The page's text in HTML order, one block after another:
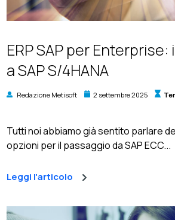
ERP SAP per
a SAP S/4HANA
Redazione Metisoft 2 settembre 2025
Tutti noi abbiamo già sentito parlare
opzioni per il passaggio da SAP ECC...
Leggi l'articolo